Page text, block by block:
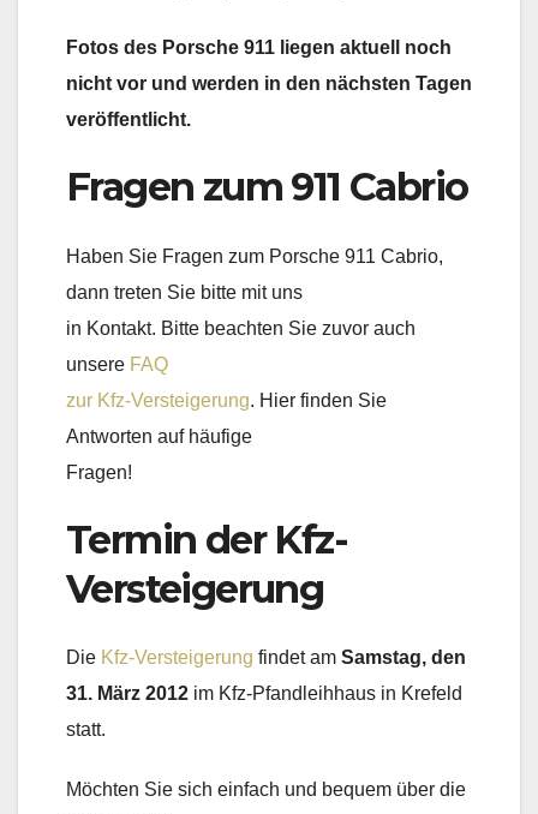
Fotos des Porsche 911 liegen aktuell noch
nicht vor und werden in den nächsten Tagen
veröffentlicht.
Fragen zum 911 Cabrio
Haben Sie Fragen zum Porsche 911 Cabrio,
dann treten Sie bitte mit uns
in Kontakt. Bitte beachten Sie zuvor auch
unsere FAQ
zur Kfz-Versteigerung. Hier finden Sie
Antworten auf häufige
Fragen!
Termin der Kfz-
Versteigerung
Die Kfz-Versteigerung findet am Samstag, den
31. März 2012 im Kfz-Pfandleihhaus in Krefeld
statt.
Möchten Sie sich einfach und bequem über die